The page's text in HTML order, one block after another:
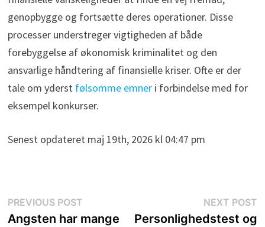
genopbygge og fortsætte deres operationer. Disse
processer understreger vigtigheden af både
forebyggelse af økonomisk kriminalitet og den
ansvarlige håndtering af finansielle kriser. Ofte er der
tale om yderst følsomme emneri forbindelse med for
eksempel konkurser.
Senest opdateret maj 19th, 2026 kl 04:47 pm
Indlægsnavigation
PREVIOUS POSTPrevious
post:
Angsten har mange
NEXT POST
Personlighedstest og